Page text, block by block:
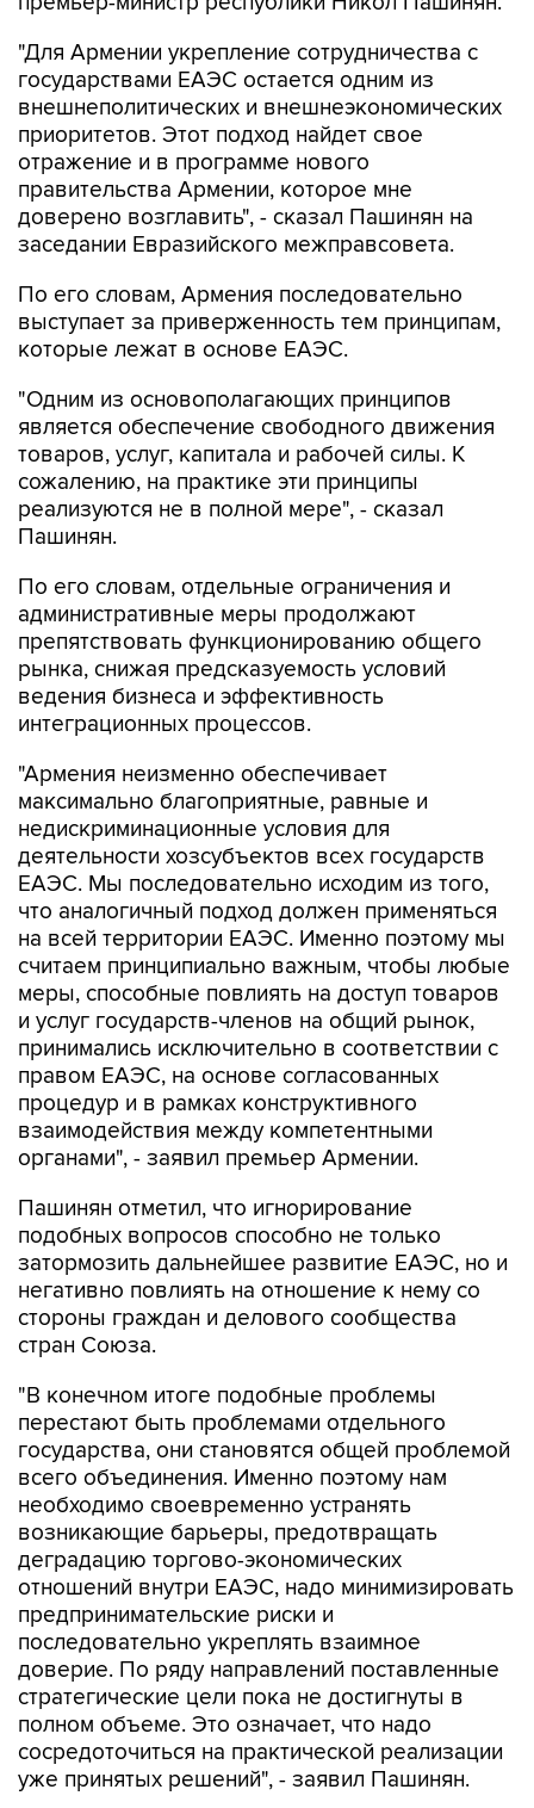
"Для Армении укрепление сотрудничества с
государствами ЕАЭС остается одним из
внешнеполитических и внешнеэкономических
приоритетов. Этот подход найдет свое
отражение и в программе нового
правительства Армении, которое мне
доверено возглавить", - сказал Пашинян на
заседании Евразийского межправсовета.
По его словам, Армения последовательно
выступает за приверженность тем принципам,
которые лежат в основе ЕАЭС.
"Одним из основополагающих принципов
является обеспечение свободного движения
товаров, услуг, капитала и рабочей силы. К
сожалению, на практике эти принципы
реализуются не в полной мере", - сказал
Пашинян.
По его словам, отдельные ограничения и
административные меры продолжают
препятствовать функционированию общего
рынка, снижая предсказуемость условий
ведения бизнеса и эффективность
интеграционных процессов.
"Армения неизменно обеспечивает
максимально благоприятные, равные и
недискриминационные условия для
деятельности хозсубъектов всех государств
ЕАЭС. Мы последовательно исходим из того,
что аналогичный подход должен применяться
на всей территории ЕАЭС. Именно поэтому мы
считаем принципиально важным, чтобы любые
меры, способные повлиять на доступ товаров
и услуг государств-членов на общий рынок,
принимались исключительно в соответствии с
правом ЕАЭС, на основе согласованных
процедур и в рамках конструктивного
взаимодействия между компетентными
органами", - заявил премьер Армении.
Пашинян отметил, что игнорирование
подобных вопросов способно не только
затормозить дальнейшее развитие ЕАЭС, но и
негативно повлиять на отношение к нему со
стороны граждан и делового сообщества
стран Союза.
"В конечном итоге подобные проблемы
перестают быть проблемами отдельного
государства, они становятся общей проблемой
всего объединения. Именно поэтому нам
необходимо своевременно устранять
возникающие барьеры, предотвращать
деградацию торгово-экономических
отношений внутри ЕАЭС, надо минимизировать
предпринимательские риски и
последовательно укреплять взаимное
доверие. По ряду направлений поставленные
стратегические цели пока не достигнуты в
полном объеме. Это означает, что надо
сосредоточиться на практической реализации
уже принятых решений", - заявил Пашинян.